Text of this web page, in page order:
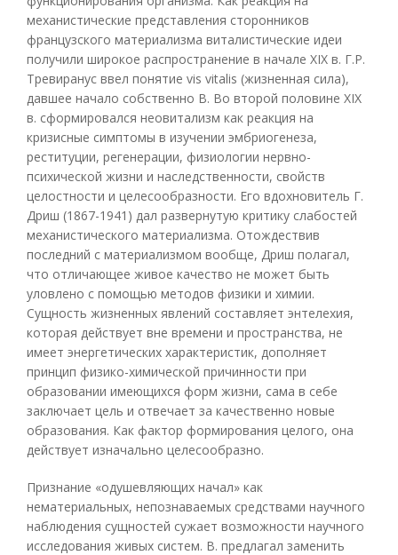
механистические представления сторонников
французского материализма виталистические идеи
получили широкое распространение в начале XIX в. Г.Р.
Тревиранус ввел понятие vis vitalis (жизненная сила),
давшее начало собственно В. Во второй половине XIX
в. сформировался неовитализм как реакция на
кризисные симптомы в изучении эмбриогенеза,
реституции, регенерации, физиологии нервно-
психической жизни и наследственности, свойств
целостности и целесообразности. Его вдохновитель Г.
Дриш (1867-1941) дал развернутую критику слабостей
механистического материализма. Отождествив
последний с материализмом вообще, Дриш полагал,
что отличающее живое качество не может быть
уловлено с помощью методов физики и химии.
Сущность жизненных явлений составляет энтелехия,
которая действует вне времени и пространства, не
имеет энергетических характеристик, дополняет
принцип физико-химической причинности при
образовании имеющихся форм жизни, сама в себе
заключает цель и отвечает за качественно новые
образования. Как фактор формирования целого, она
действует изначально целесообразно.
Признание «одушевляющих начал» как
нематериальных, непознаваемых средствами научного
наблюдения сущностей сужает возможности научного
исследования живых систем. В. предлагал заменить